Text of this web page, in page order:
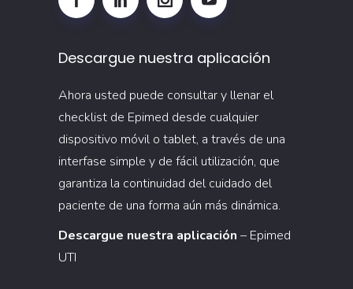
Descargue nuestra aplicación
Ahora usted puede consultar y llenar el
checklist de Epimed desde cualquier
dispositivo móvil o tablet, a través de una
interfase simple y de fácil utilización, que
garantiza la continuidad del cuidado del
paciente de una forma aún más dinámica.
Descargue nuestra aplicación – Epimed
UTI